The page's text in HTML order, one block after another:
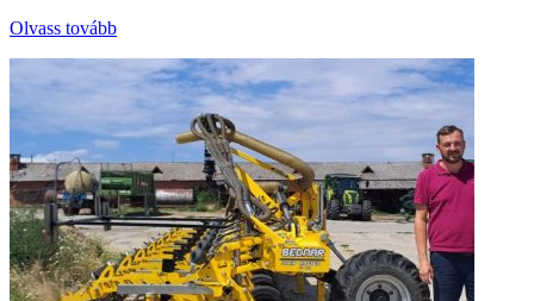
Olvass tovább